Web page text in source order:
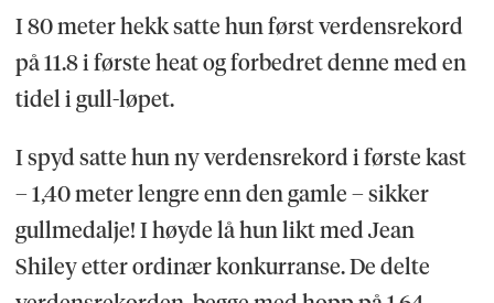
I 80 meter hekk satte hun først verdensrekord
på 11.8 i første heat og forbedret denne med en
tidel i gull-løpet.
I spyd satte hun ny verdensrekord i første kast
– 1,40 meter lengre enn den gamle – sikker
gullmedalje! I høyde lå hun likt med Jean
Shiley etter ordinær konkurranse. De delte